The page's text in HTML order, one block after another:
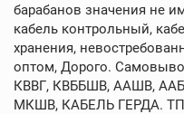
барабанов значения не
кабель контрольный,
хранения,
оптом, Дорого.
КВВГ, КВББШВ, ААШВ,
МКШВ, КАБЕЛЬ ГЕРДА.